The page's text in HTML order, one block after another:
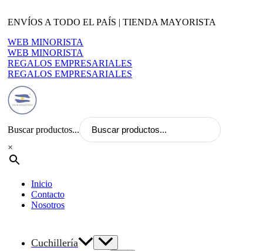
al
ENVÍOS A TODO EL PAÍS | TIENDA MAYORISTA
WEB MINORISTA
WEB MINORISTA
REGALOS EMPRESARIALES
REGALOS EMPRESARIALES
Buscar productos...
×
Inicio
Contacto
Nosotros
Cuchillería